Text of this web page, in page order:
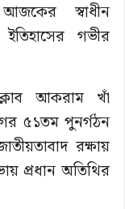
স্বাধীন
গভীর
আকরাম খাঁ
৫১তম পুনর্গঠন
রক্ষায়
প্রধান অতিথির